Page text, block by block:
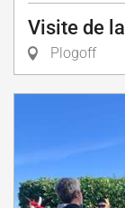
Visite de
Plogoff